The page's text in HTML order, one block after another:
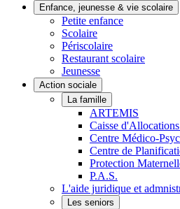
Enfance, jeunesse & vie scolaire
Petite enfance
Scolaire
Périscolaire
Restaurant scolaire
Jeunesse
Action sociale
La famille
ARTEMIS
Caisse
Centre Médico-
Centre de
Protection
P.A.S.
L'aide juridique et
Les seniors